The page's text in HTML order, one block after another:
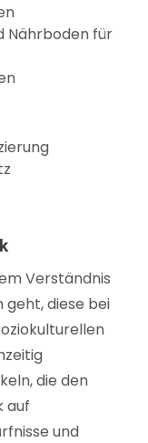
Nährboden für
Verständnis
geht, diese bei
die den
auf
und